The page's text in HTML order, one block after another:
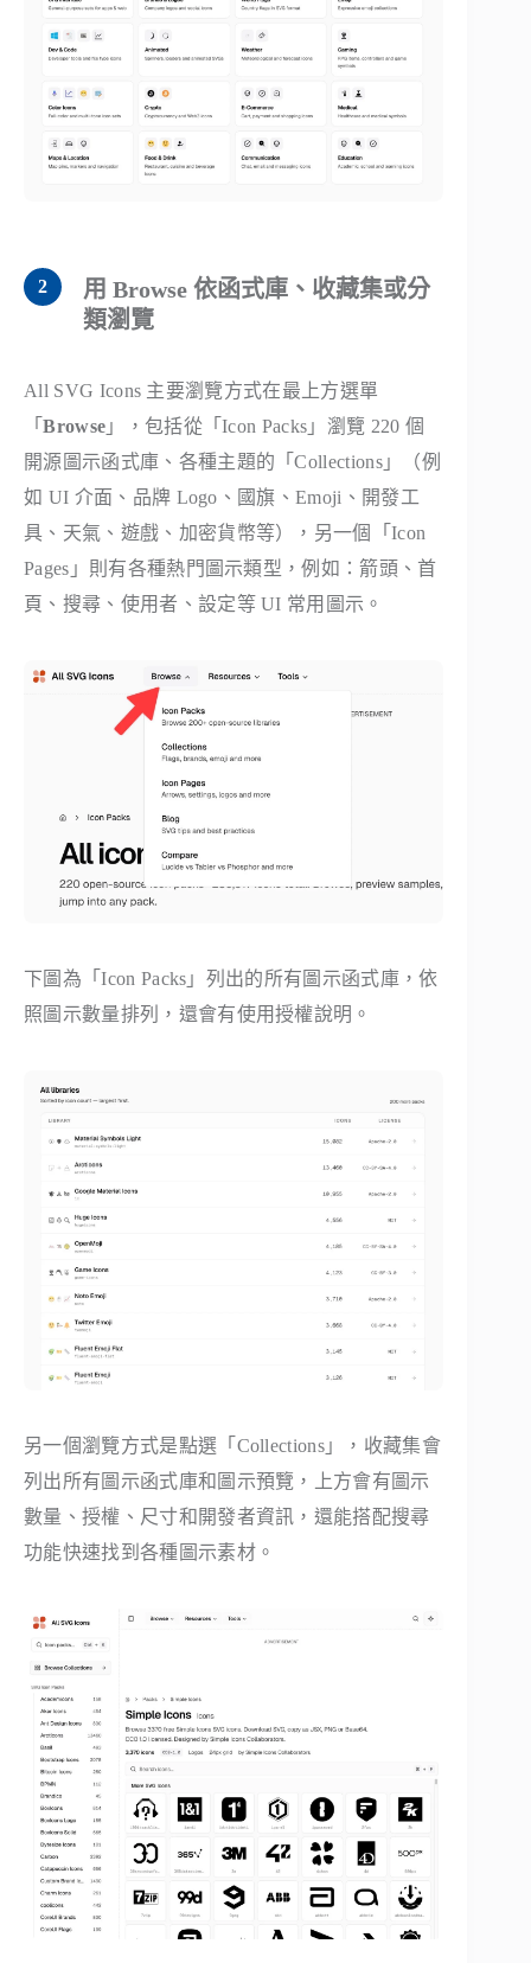
用 Browse 依函式庫、收藏集或分
類瀏覽
All SVG Icons 主要瀏覽方式在最上方選單
「Browse 」，包括從「Icon Packs」瀏覽 220 個
開源圖示函式庫、各種主題的「Collections」（例
如 UI 介面、品牌 Logo、國旗、Emoji、開發工
具、天氣、遊戲、加密貨幣等），另一個「Icon
Pages」則有各種熱門圖示類型，例如：箭頭、首
頁、搜尋、使用者、設定等 UI 常用圖示。
下圖為「Icon Packs」列出的所有圖示函式庫，依
照圖示數量排列，還會有使用授權說明。
另一個瀏覽方式是點選「Collections」，收藏集會
列出所有圖示函式庫和圖示預覽，上方會有圖示
數量、授權、尺寸和開發者資訊，還能搭配搜尋
功能快速找到各種圖示素材。